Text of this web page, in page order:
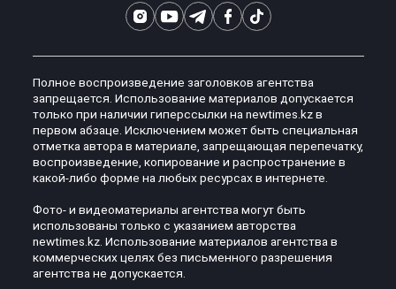
Полное воспроизведение заголовков агентства
запрещается. Использование материалов допускается
только при наличии гиперссылки на newtimes.kz в
первом абзаце. Исключением может быть специальная
отметка автора в материале, запрещающая перепечатку,
воспроизведение, копирование и распространение в
какой-либо форме на любых ресурсах в интернете.
Фото- и видеоматериалы агентства могут быть
использованы только с указанием авторства
newtimes.kz. Использование материалов агентства в
коммерческих целях без письменного разрешения
агентства не допускается.